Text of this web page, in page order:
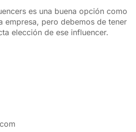
es una buena opción como
empresa, pero debemos de tener
elección de ese influencer.